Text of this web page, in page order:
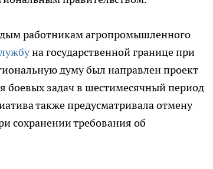
работникам агропромышленного
на государственной границе при
думу был направлен проект
задач в шестимесячный период
также предусматривала отмену
сохранении требования об